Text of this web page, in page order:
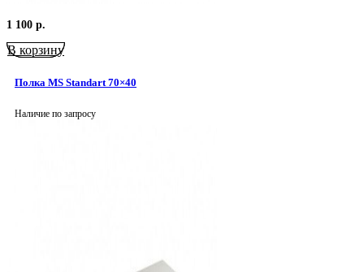
1 100 р.
В корзину
Полка MS Standart 70×40
Наличие по запросу